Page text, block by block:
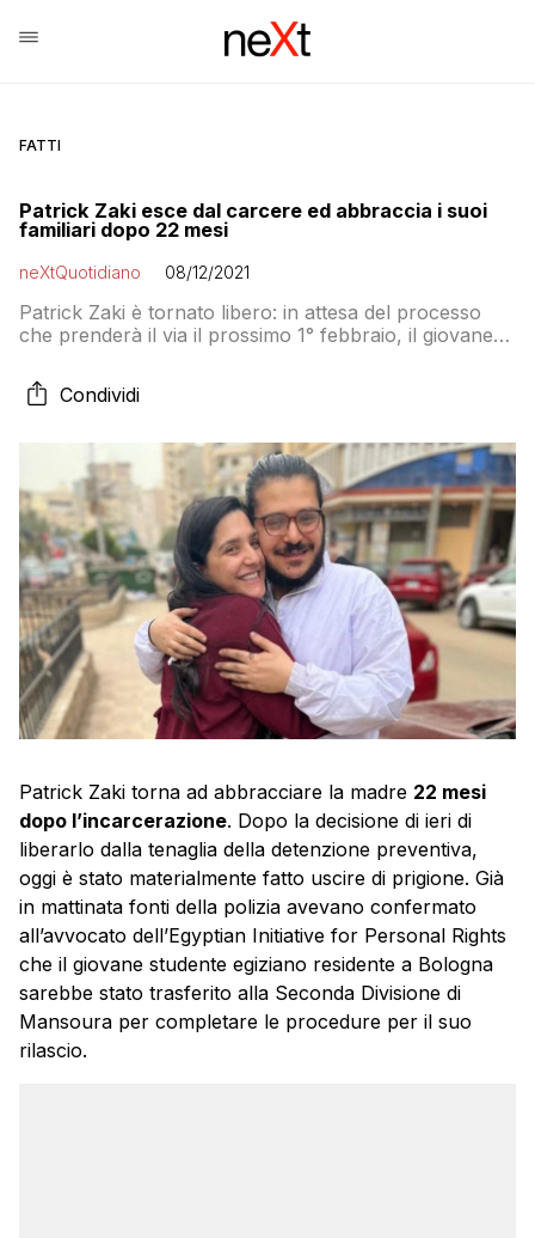
FATTI
Patrick Zaki esce dal carcere ed abbraccia i suoi
familiari dopo 22 mesi
neXtQuotidiano 08/12/2021
Patrick Zaki è tornato libero: in attesa del processo
che prenderà il via il prossimo 1° febbraio, il giovane
scarcerato dalla custodia cautelare preventiva che l’ha
tenuto in prigione per 22 mesi
Condividi
Patrick Zaki torna ad abbracciare la madre 22 mesi
dopo l’incarcerazione. Dopo la decisione di ieri di
liberarlo dalla tenaglia della detenzione preventiva,
oggi è stato materialmente fatto uscire di prigione. Già
in mattinata fonti della polizia avevano confermato
all’avvocato dell’Egyptian Initiative for Personal Rights
che il giovane studente egiziano residente a Bologna
sarebbe stato trasferito alla Seconda Divisione di
Mansoura per completare le procedure per il suo
rilascio.